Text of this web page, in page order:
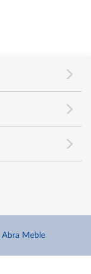
Abra Meble